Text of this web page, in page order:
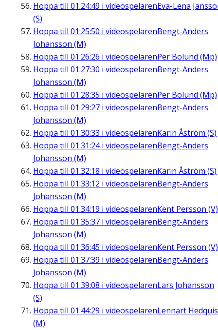
Hoppa till 01:24:49 i videospelarenEva-Lena
(S)
Hoppa till 01:25:50 i videospelarenBengt-Anders
Johansson (M)
Hoppa till 01:26:26 i videospelarenPer Bolund (Mp)
Hoppa till 01:27:30 i videospelarenBengt-Anders
Johansson (M)
Hoppa till 01:28:35 i videospelarenPer Bolund (Mp)
Hoppa till 01:29:27 i videospelarenBengt-Anders
Johansson (M)
Hoppa till 01:30:33 i videospelarenKarin Åström (S)
Hoppa till 01:31:24i videospelarenBengt-Anders
Johansson (M)
Hoppa till 01:32:18 i videospelarenKarin Åström (S)
Hoppa till 01:33:12 i videospelarenBengt-Anders
Johansson (M)
Hoppa till 01:34:19 i videospelarenKent Persson (V)
Hoppa till 01:35:37 i videospelarenBengt-Anders
Johansson (M)
Hoppa till 01:36:45 i videospelarenKent Persson (V)
Hoppa till 01:37:39 i videospelarenBengt-Anders
Johansson (M)
Hoppa till 01:39:08 i videospelarenLars Johansson
(S)
Hoppa till 01:44:29 i videospelarenLennart
(M)